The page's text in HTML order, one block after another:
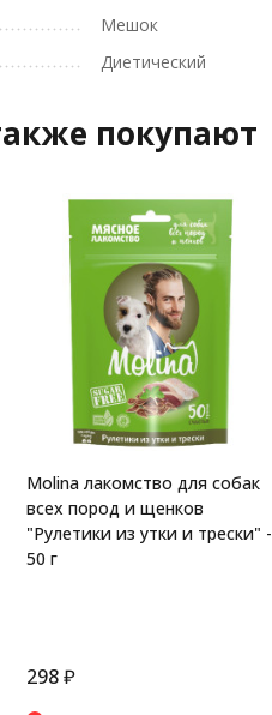
Мешок
Диетический
покупают
Molina лакомство для собак
всех пород и щенков
"Рулетики из утки и трески" -
50 г
298₽